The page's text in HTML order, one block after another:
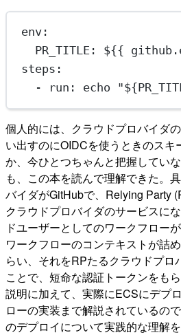
env :
PR_TITLE : ${{
steps :
-
run : echo
個人的には、クラウドプロバイダ
い出すのにOIDCを使うときのスキ
か、今ひとつちゃんと把握してい
も、この本を読んで理解できた。
バイダがGitHubで、Relying Party
クラウドプロバイダのサービスに
ドユーザーとしてのワークフロー
ワークフローのコンテキストが詰
らい、それをRPたるクラウドプロ
ことで、短命な認証トークンをも
説明に加えて、実際にECSにデプ
ローの実装まで解説されているの
のデプロイについて実践的な理解を